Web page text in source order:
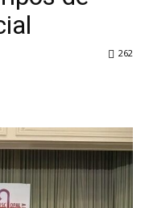
262